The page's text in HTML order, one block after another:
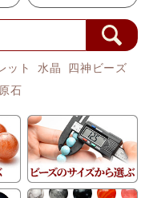
ット 水晶
四神ビーズ
原石